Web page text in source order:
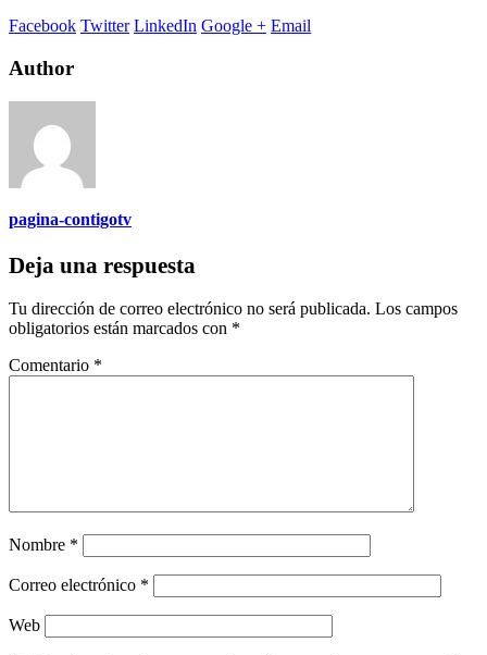
Facebook Twitter LinkedIn Google + Email
Author
pagina-contigotv
Deja una respuesta
Tu dirección de correo electrónico no será publicada. Los campos
obligatorios están marcados con *
Comentario *
Nombre *
Correo electrónico *
Web